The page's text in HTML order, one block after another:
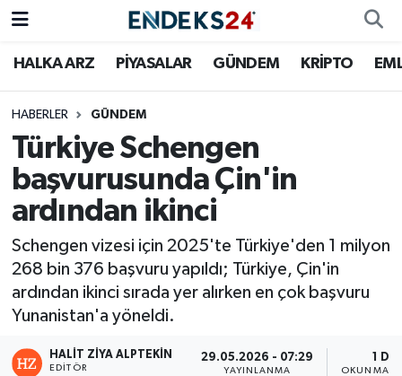
HALKA ARZ PİYASALAR GÜNDEM KRİPTO
HABERLER GÜNDEM
Türkiye Schengen
başvurusunda Çin'in
ardından ikinci
Schengen vizesi için 2025'te Türkiye'den 1 milyon
268 bin 376 başvuru yapıldı; Türkiye, Çin'in
ardından ikinci sırada yer alırken en çok başvuru
Yunanistan'a yöneldi.
HALIT ZIYA ALPTEKIN
EDITÖR
29.05.2026 - 07:29
YAYINLANMA
1 DK
OKUNMA
EMLAK
ENERJİ
GÜNDEM
HALKA ARZ
KRİPTO
OTOMOTİV
Nöbetçi Eczaneler
Hava Durumu
Trafik Durumu
Süper Lig Puan Durumu ve Fikstür
Tüm Manşetler
Son Dakika Haberleri